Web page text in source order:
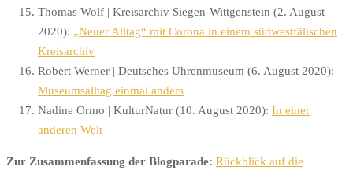
Thomas Wolf | Kreisarchiv Siegen-Wittgenstein (2. August
2020): „Neuer Alltag“ mit Corona in einem südwestfälischen
Kreisarchiv
Robert Werner | Deutsches Uhrenmuseum (6. August 2020):
Museumsalltag einmal anders
Nadine Ormo | KulturNatur (10. August 2020): In einer
anderen Welt
Zur Zusammenfassung der Blogparade: Rückblick auf die